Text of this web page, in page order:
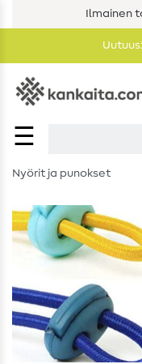
Ilmainen
☰
Nyörit ja punokset